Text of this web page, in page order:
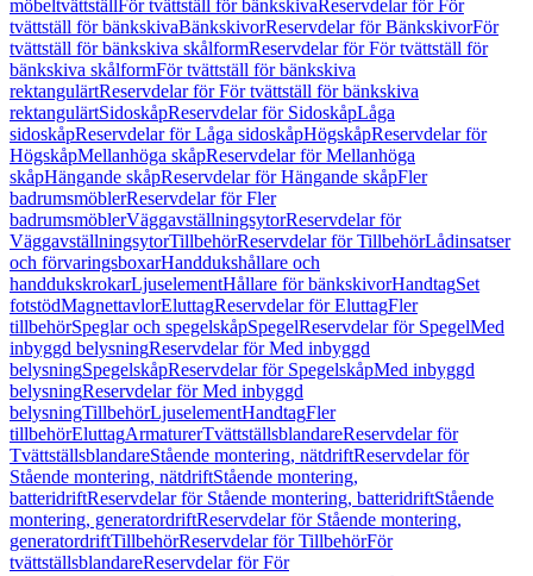
möbeltvättställFör tvättställ för bänkskivaReservdelar för För
tvättställ för bänkskivaBänkskivorReservdelar för BänkskivorFör
tvättställ för bänkskiva skålformReservdelar för För tvättställ för
bänkskiva skålformFör tvättställ för bänkskiva
rektangulärtReservdelar för För tvättställ för bänkskiva
rektangulärtSidoskåpReservdelar för SidoskåpLåga
sidoskåpReservdelar för Låga sidoskåpHögskåpReservdelar för
HögskåpMellanhöga skåpReservdelar för Mellanhöga
skåpHängande skåpReservdelar för Hängande skåpFler
badrumsmöblerReservdelar för Fler
badrumsmöblerVäggavställningsytorReservdelar för
VäggavställningsytorTillbehörReservdelar för TillbehörLådinsatser
och förvaringsboxarHanddukshållare och
handdukskrokarLjuselementHållare för bänkskivorHandtagSet
fotstödMagnettavlorEluttagReservdelar för EluttagFler
tillbehörSpeglar och spegelskåpSpegelReservdelar för SpegelMed
inbyggd belysningReservdelar för Med inbyggd
belysningSpegelskåpReservdelar för SpegelskåpMed inbyggd
belysningReservdelar för Med inbyggd
belysningTillbehörLjuselementHandtagFler
tillbehörEluttagArmaturerTvättställsblandareReservdelar för
TvättställsblandareStående montering, nätdriftReservdelar för
Stående montering, nätdriftStående montering,
batteridriftReservdelar för Stående montering, batteridriftStående
montering, generatordriftReservdelar för Stående montering,
generatordriftTillbehörReservdelar för TillbehörFör
tvättställsblandareReservdelar för För